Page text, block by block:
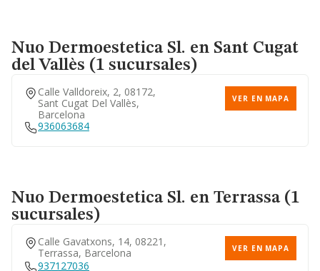
Nuo Dermoestetica Sl. en Sant Cugat
del Vallès (1 sucursales)
Calle Valldoreix, 2, 08172,
Sant Cugat Del Vallès,
Barcelona
VER EN MAPA
936063684
Nuo Dermoestetica Sl. en Terrassa (1
sucursales)
Calle Gavatxons, 14, 08221,
Terrassa, Barcelona
VER EN MAPA
937127036